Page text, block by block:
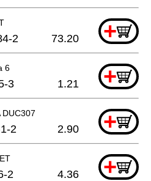
+
2 73.20
6 +
3 1.21
DUC307 +
2 2.90
+
2 4.36